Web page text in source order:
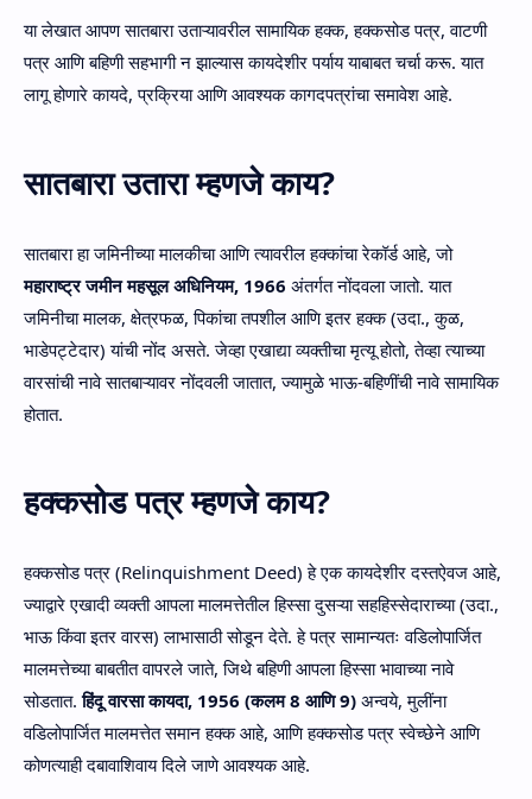
या लेखात आपण सातबारा उताऱ्यावरील सामायिक हक्क, हक्कसोड पत्र, वाटणी
पत्र आणि बहिणी सहभागी न झाल्यास कायदेशीर पर्याय याबाबत चर्चा करू. यात
लागू होणारे कायदे, प्रक्रिया आणि आवश्यक कागदपत्रांचा समावेश आहे.
सातबारा उतारा म्हणजे काय?
सातबारा हा जमिनीच्या मालकीचा आणि त्यावरील हक्कांचा रेकॉर्ड आहे, जो
महाराष्ट्र जमीन महसूल अधिनियम, 1966 अंतर्गत नोंदवला जातो. यात
जमिनीचा मालक, क्षेत्रफळ, पिकांचा तपशील आणि इतर हक्क (उदा., कुळ,
भाडेपट्टेदार) यांची नोंद असते. जेव्हा एखाद्या व्यक्तीचा मृत्यू होतो, तेव्हा त्याच्या
वारसांची नावे सातबाऱ्यावर नोंदवली जातात, ज्यामुळे भाऊ-बहिणींची नावे सामायिक
होतात.
हक्कसोड पत्र म्हणजे काय?
हक्कसोड पत्र (Relinquishment Deed) हे एक कायदेशीर दस्तऐवज आहे,
ज्याद्वारे एखादी व्यक्ती आपला मालमत्तेतील हिस्सा दुसऱ्या सहहिस्सेदाराच्या (उदा.,
भाऊ किंवा इतर वारस) लाभासाठी सोडून देते. हे पत्र सामान्यतः वडिलोपार्जित
मालमत्तेच्या बाबतीत वापरले जाते, जिथे बहिणी आपला हिस्सा भावाच्या नावे
सोडतात.हिंदू वारसा कायदा, 1956 (कलम 8 आणि 9) अन्वये, मुलींना
वडिलोपार्जित मालमत्तेत समान हक्क आहे, आणि हक्कसोड पत्र स्वेच्छेने आणि
कोणत्याही दबावाशिवाय दिले जाणे आवश्यक आहे.